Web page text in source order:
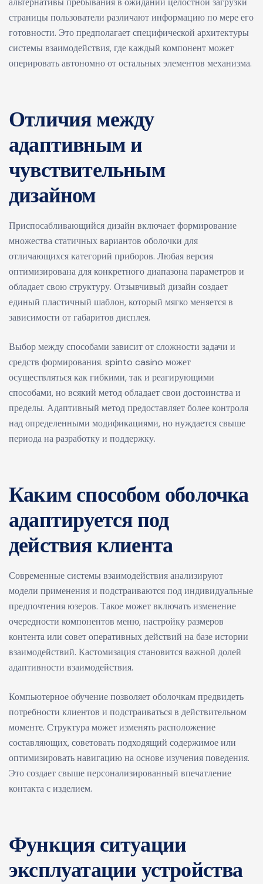
страницы пользователи различают информацию по мере его
готовности. Это предполагает специфической архитектуры
системы взаимодействия, где каждый компонент может
оперировать автономно от остальных элементов механизма.
Отличия между
адаптивным и
чувствительным
дизайном
Приспосабливающийся дизайн включает формирование
множества статичных вариантов оболочки для
отличающихся категорий приборов. Любая версия
оптимизирована для конкретного диапазона параметров и
обладает свою структуру. Отзывчивый дизайн создает
единый пластичный шаблон, который мягко меняется в
зависимости от габаритов дисплея.
Выбор между способами зависит от сложности задачи и
средств формирования. spinto casino может
осуществляться как гибкими, так и реагирующими
способами, но всякий метод обладает свои достоинства и
пределы. Адаптивный метод предоставляет более контроля
над определенными модификациями, но нуждается свыше
периода на разработку и поддержку.
Каким способом оболочка
адаптируется под
действия клиента
Современные системы взаимодействия анализируют
модели применения и подстраиваются под индивидуальные
предпочтения юзеров. Такое может включать изменение
очередности компонентов меню, настройку размеров
контента или совет оперативных действий на базе истории
взаимодействий. Кастомизация становится важной долей
адаптивности взаимодействия.
Компьютерное обучение позволяет оболочкам предвидеть
потребности клиентов и подстраиваться в действительном
моменте. Структура может изменять расположение
составляющих, советовать подходящий содержимое или
оптимизировать навигацию на основе изучения поведения.
Это создает свыше персонализированный впечатление
контакта с изделием.
Функция ситуации
эксплуатации устройства